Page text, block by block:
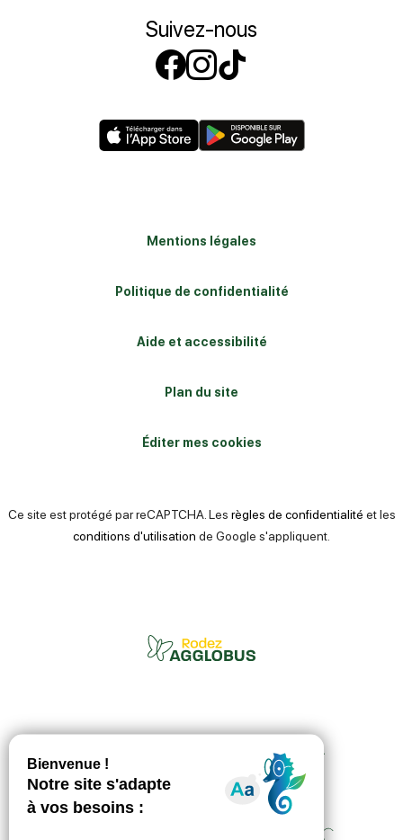
Suivez-nous
Suivez-nous sur
Suivez-nous
Mentions légales
Politique de confidentialité
Aide et accessibilité
Plan du site
Éditer mes cookies
Ce site est protégé par reCAPTCHA. Les règles de confidentialité et les
conditions d'utilisation de Google s'appliquent.